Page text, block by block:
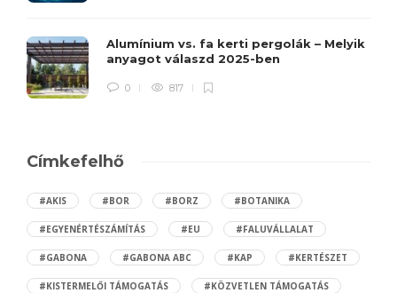
Alumínium vs. fa kerti pergolák – Melyik
anyagot válaszd 2025-ben
0 817
Címkefelhő
#AKIS #BOR #BORZ #BOTANIKA
#EGYENÉRTÉSZÁMÍTÁS #EU #FALUVÁLLALAT
#GABONA #GABONA ABC #KAP #KERTÉSZET
#KISTERMELŐI TÁMOGATÁS #KÖZVETLEN TÁMOGATÁS